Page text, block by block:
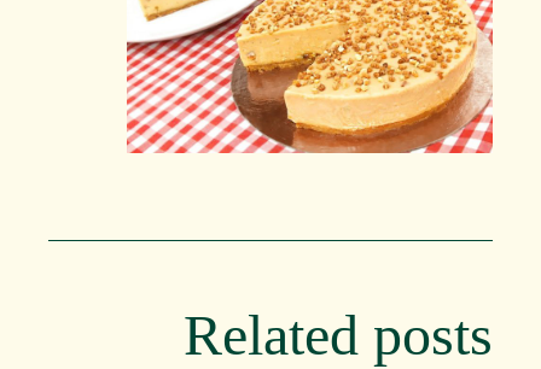
Related posts